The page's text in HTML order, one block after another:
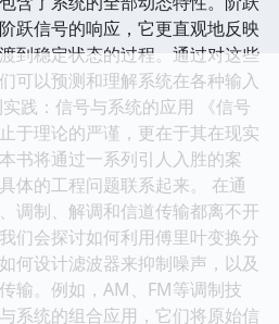
跃信号的响应，它更直观地反映
到稳定状态的过程。通过对这些
可以预测和理解系统在各种输入
践：信号与系统的应用 《信号
于理论的严谨，更在于其在现实
书将通过一系列引人入胜的案
体的工程问题联系起来。 在通
调制、解调和信道传输都离不开
们会探讨如何利用傅里叶变换分
何设计滤波器来抑制噪声，以及
输。例如，AM、FM等调制技
系统的组合应用，它们将原始信